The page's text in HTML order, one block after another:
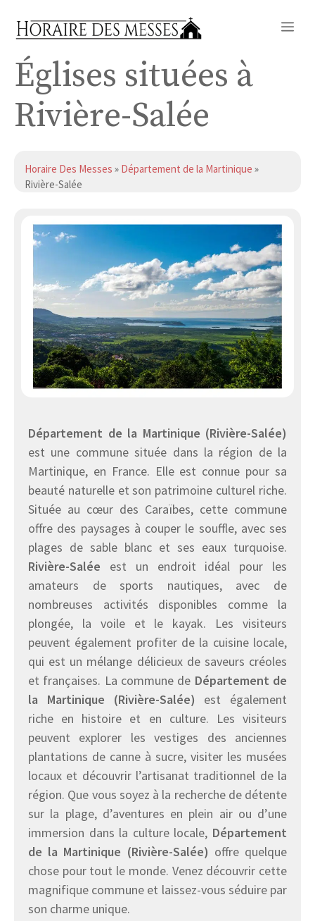
Églises situées à
Rivière-Salée
Horaire Des Messes » Département de la Martinique »
Rivière-Salée
Département de la Martinique (Rivière-Salée)
est une commune située dans la région de la
Martinique, en France. Elle est connue pour sa
beauté naturelle et son patrimoine culturel riche.
Située au cœur des Caraïbes, cette commune
offre des paysages à couper le souffle, avec ses
plages de sable blanc et ses eaux turquoise.
Rivière-Salée est un endroit idéal pour les
amateurs de sports nautiques, avec de
nombreuses activités disponibles comme la
plongée, la voile et le kayak. Les visiteurs
peuvent également profiter de la cuisine locale,
qui est un mélange délicieux de saveurs créoles
et françaises. La commune de Département de
la Martinique (Rivière-Salée) est également
riche en histoire et en culture. Les visiteurs
peuvent explorer les vestiges des anciennes
plantations de canne à sucre, visiter les musées
locaux et découvrir l’artisanat traditionnel de la
région. Que vous soyez à la recherche de détente
sur la plage, d’aventures en plein air ou d’une
immersion dans la culture locale, Département
de la Martinique (Rivière-Salée) offre quelque
chose pour tout le monde. Venez découvrir cette
magnifique commune et laissez-vous séduire par
son charme unique.